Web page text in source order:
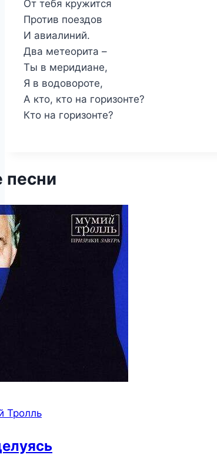
От тебя кружится
Против поездов
И авиалиний.
Два метеорита –
Ты в меридиане,
Я в водовороте,
А кто, кто на горизонте?
Кто на горизонте?
песни
Тролль